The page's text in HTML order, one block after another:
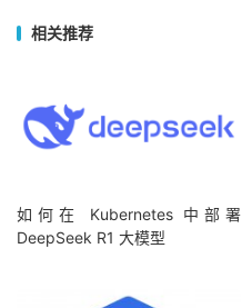
相关推荐
如何在 Kubernetes 中部署
DeepSeek R1 大模型